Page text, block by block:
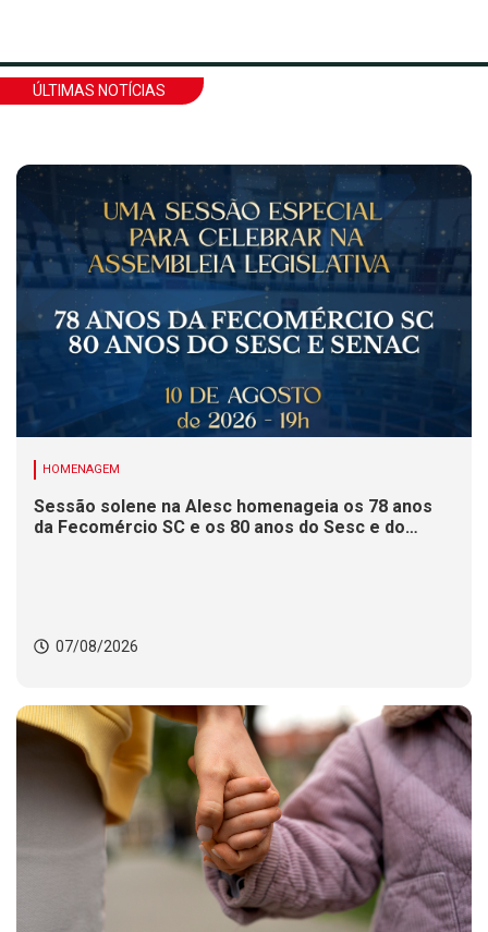
ÚLTIMAS NOTÍCIAS
HOMENAGEM
Sessão solene na Alesc homenageia os 78 anos
da Fecomércio SC e os 80 anos do Sesc e do
07/08/2026